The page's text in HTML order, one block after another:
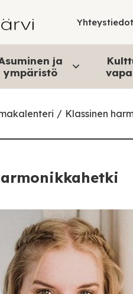
Yhteystiedot
ja
ympäristö
Klassinen